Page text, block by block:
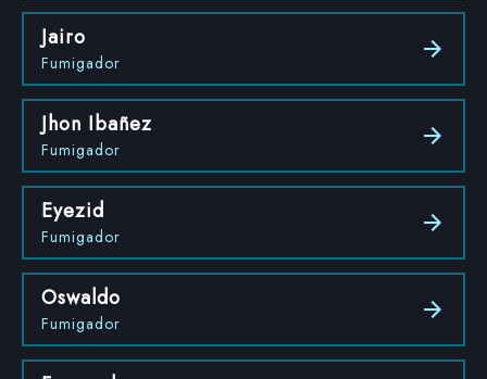
Jairo
Fumigador
Jhon Ibañez
Fumigador
Eyezid
Fumigador
Oswaldo
Fumigador